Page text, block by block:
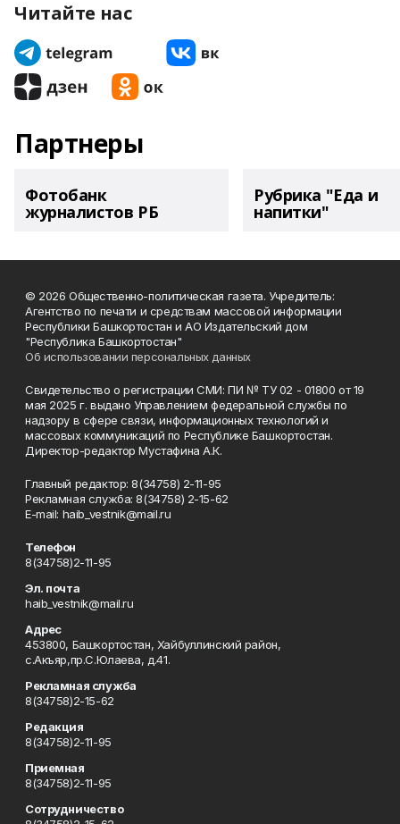
Читайте нас
Партнеры
Фотобанк
журналистов РБ
Рубрика "Еда и
напитки"
© 2026 Общественно-политическая газета. Учредитель:
Агентство по печати и средствам массовой информации
Республики Башкортостан и АО Издательский дом
"Республика Башкортостан"
Об использовании персональных данных
Свидетельство о регистрации СМИ: ПИ № ТУ 02 - 01800 от 19
мая 2025 г. выдано Управлением федеральной службы по
надзору в сфере связи, информационных технологий и
массовых коммуникаций по Республике Башкортостан.
Директор-редактор Мустафина А.К.
Главный редактор: 8(34758) 2-11-95
Рекламная служба: 8(34758) 2-15-62
Е-mаil: haib_vestnik@mail.ru
Телефон
8(34758)2-11-95
Эл. почта
haib_vestnik@mail.ru
Адрес
453800, Башкортостан, Хайбуллинский район,
с.Акъяр,пр.С.Юлаева, д.41.
Рекламная служба
8(34758)2-15-62
Редакция
8(34758)2-11-95
Приемная
8(34758)2-11-95
Сотрудничество